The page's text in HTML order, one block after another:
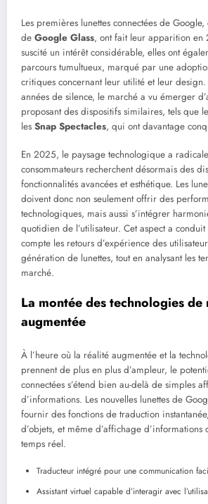
Les premières lunettes connectées de Google,
de Google Glass, ont fait leur apparition en
suscité un intérêt considérable, elles ont
parcours tumultueux, marqué par une
critiques concernant leur utilité et leur
années de silence, le marché a vu émerger
proposant des dispositifs similaires, tels que
les Snap Spectacles, qui ont davantage
En 2025, le paysage technologique a
consommateurs recherchent désormais des
fonctionnalités avancées et esthétique. Les
doivent donc non seulement offrir des
technologiques, mais aussi s’intégrer
quotidien de l’utilisateur. Cet aspect a
compte les retours d’expérience des
génération de lunettes, tout en analysant les
marché.
La montée des technologies de
augmentée
À l’heure où la réalité augmentée et la
prennent de plus en plus d’ampleur, le
connectées s’étend bien au-delà de simples
d’informations. Les nouvelles lunettes de
fournir des fonctions de traduction
d’objets, et même d’affichage d’informations
temps réel.
Traducteur intégré pour une communication
Assistant virtuel capable d’interagir avec